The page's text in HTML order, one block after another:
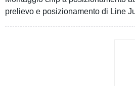
prelievo e posizionamento di Line